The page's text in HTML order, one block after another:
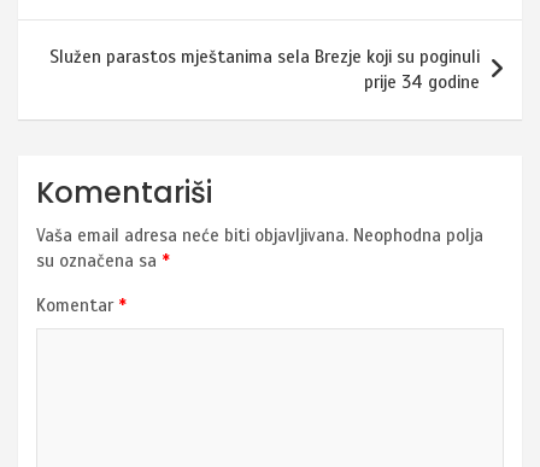
Služen parastos mještanima sela Brezje koji su poginuli
prije 34 godine
Komentariši
Vaša email adresa neće biti objavljivana. Neophodna polja
su označena sa *
Komentar *